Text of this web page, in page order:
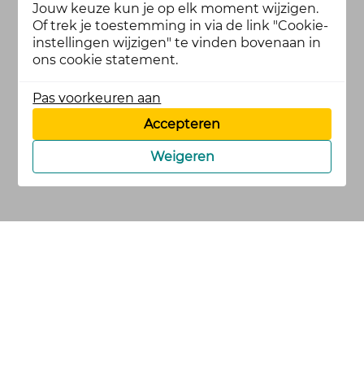
Jouw keuze kun je op elk moment wijzigen.
Of trek je toestemming in via de link "Cookie-
instellingen wijzigen" te vinden bovenaan in
ons cookie statement.
Pas voorkeuren aan
Accepteren
Weigeren